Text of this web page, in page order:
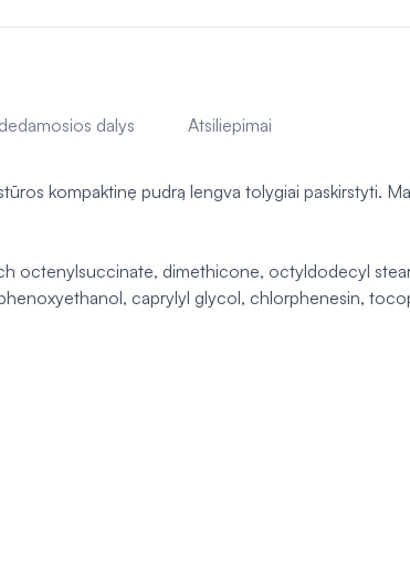
dalys Atsiliepimai
kompaktinę pudrą lengva tolygiai paskirstyti.
octenylsuccinate, dimethicone, octyldodecyl
caprylyl glycol, chlorphenesin,